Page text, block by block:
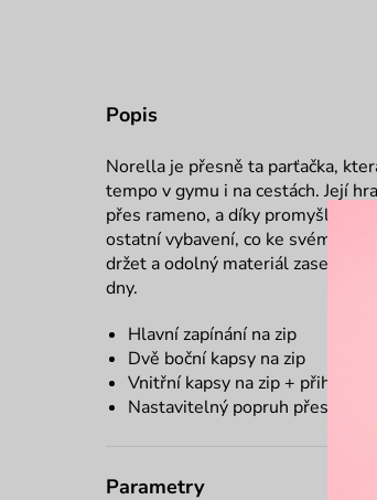
Popis
Norella je přesně ta parťačka,
tempo v gymu i na cestách. Její
přes rameno, a díky
ostatní vybavení, co ke svému
držet a odolný materiál zase
dny.
Hlavní zapínání na zip
Dvě boční kapsy na zip
Vnitřní kapsy na zip +
Nastavitelný popruh přes
Parametry